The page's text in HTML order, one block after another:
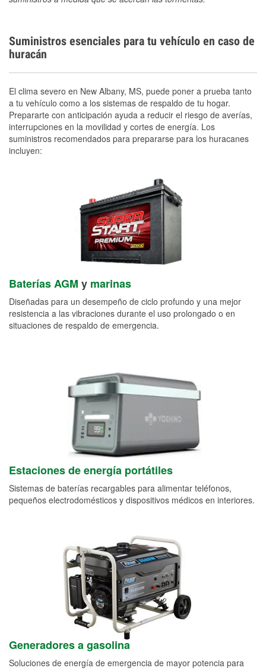
Suministros esenciales para tu vehículo en caso de
huracán
El clima severo en New Albany, MS, puede poner a prueba tanto
a tu vehículo como a los sistemas de respaldo de tu hogar.
Prepararte con anticipación ayuda a reducir el riesgo de averías,
interrupciones en la movilidad y cortes de energía. Los
suministros recomendados para prepararse para los huracanes
incluyen:
Baterías AGM y marinas
Diseñadas para un desempeño de ciclo profundo y una mejor
resistencia a las vibraciones durante el uso prolongado o en
situaciones de respaldo de emergencia.
Estaciones de energía portátiles
Sistemas de baterías recargables para alimentar teléfonos,
pequeños electrodomésticos y dispositivos médicos en interiores.
Generadores a gasolina
Soluciones de energía de emergencia de mayor potencia para